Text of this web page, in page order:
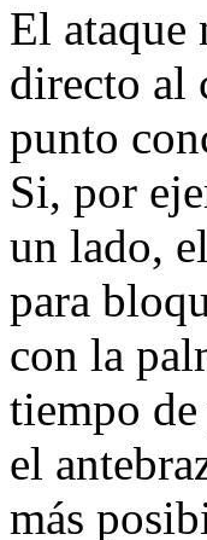
El ataque
directo al
punto
Si, por
un lado,
para
con la
tiempo de
el
más